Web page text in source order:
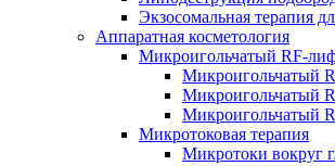
Экзосомальная терапия
Аппаратная косметология
Микроигольчатый RF-
Микроигольчатый
Микроигольчатый
Микроигольчатый
Микротоковая терапия
Микротоки вокруг